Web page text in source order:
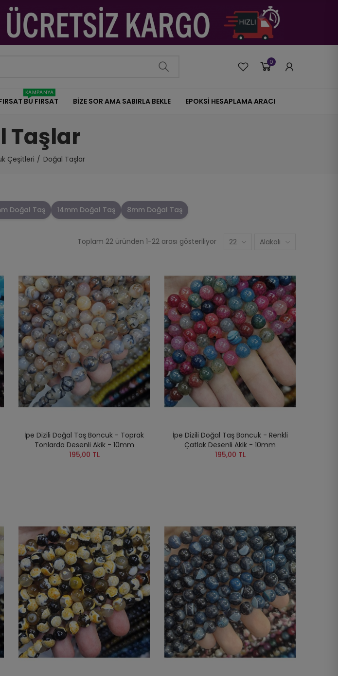
0
BU FIRSAT
KAMPANYA
BİZE SOR AMA SABIRLA BEKLE EPOKSİ HESAPLAMA ARACI
Taşlar
Çeşitleri Doğal Taşlar
Doğal Taş 14mm Doğal Taş 8mm Doğal Taş
Toplam 22 üründen 1-22 arası gösteriliyor 22 Alakalı
İpe Dizili Doğal Taş Boncuk - Toprak
Tonlarda Desenli Akik - 10mm
195,00 TL
İpe Dizili Doğal Taş Boncuk - Renkli
Çatlak Desenli Akik - 10mm
195,00 TL